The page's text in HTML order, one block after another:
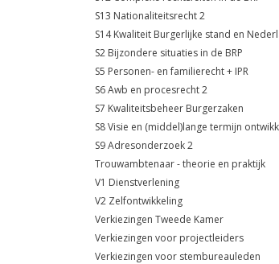
S13 Nationaliteitsrecht 2
S2 Bijzondere situaties in de BRP
S5 Personen- en familierecht + IPR
S6 Awb en procesrecht 2
S7 Kwaliteitsbeheer Burgerzaken
S9 Adresonderzoek 2
Trouwambtenaar - theorie en praktijk
V1 Dienstverlening
V2 Zelfontwikkeling
Verkiezingen Tweede Kamer
Verkiezingen voor projectleiders
Verkiezingen voor stembureauleden